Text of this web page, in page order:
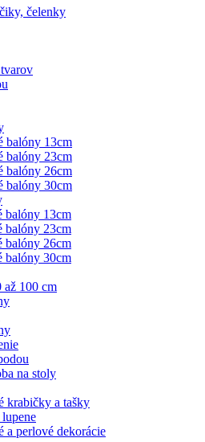
čelenky
balóny 13cm
balóny 23cm
balóny 26cm
balóny 30cm
balóny 13cm
balóny 23cm
balóny 26cm
balóny 30cm
100 cm
na stoly
krabičky a tašky
a perlové dekorácie